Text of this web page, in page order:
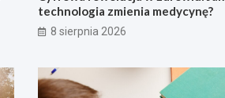
technologia zmienia medycynę?
8 sierpnia 2026